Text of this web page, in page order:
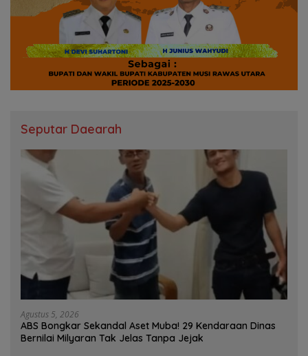
Seputar Daearah
Agustus 5, 2026
ABS Bongkar Sekandal Aset Muba! 29 Kendaraan Dinas
Bernilai Milyaran Tak Jelas Tanpa Jejak